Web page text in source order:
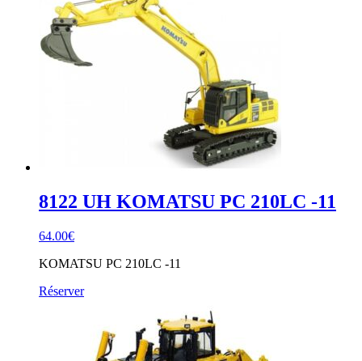
8122 UH KOMATSU PC 210LC -11
64.00€
KOMATSU PC 210LC -11
Réserver